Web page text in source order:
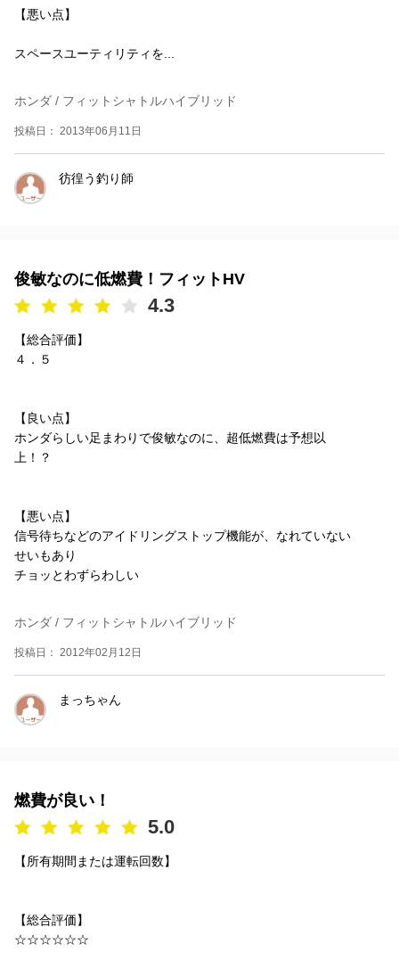
【悪い点】
スペースユーティリティを...
ホンダ / フィットシャトルハイブリッド
投稿日： 2013年06月11日
彷徨う釣り師
俊敏なのに低燃費！フィットHV
4.3
【総合評価】
４．５
【良い点】
ホンダらしい足まわりで俊敏なのに、超低燃費は予想以
上！？
【悪い点】
信号待ちなどのアイドリングストップ機能が、なれていない
せいもあり
チョッとわずらわしい
ホンダ / フィットシャトルハイブリッド
投稿日： 2012年02月12日
まっちゃん
燃費が良い！
5.0
【所有期間または運転回数】
【総合評価】
☆☆☆☆☆☆